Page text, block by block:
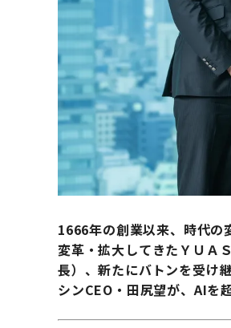
1666年の創業以来、時代の
変革・拡大してきたＹＵＡ
長）、新たにバトンを受け
シンCEO・田尻望が、AIを